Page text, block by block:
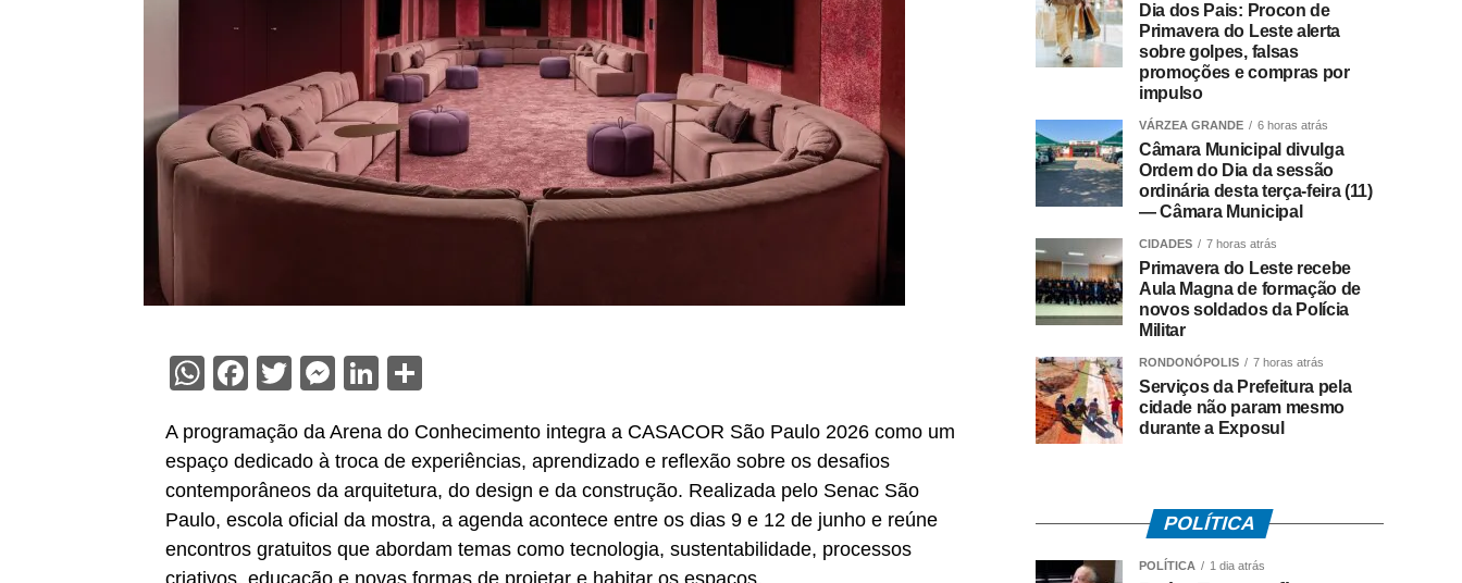
WhatsApp
Facebook
Twitter
Messenger
LinkedIn
A programação da Arena do Conhecimento integra a CASACOR São Paulo 2026 como um
espaço dedicado à troca de experiências, aprendizado e reflexão sobre os desafios
contemporâneos da arquitetura, do design e da construção. Realizada pelo Senac São
Paulo, escola oficial da mostra, a agenda acontece entre os dias 9 e 12 de junho e reúne
encontros gratuitos que abordam temas como tecnologia, sustentabilidade, processos
Dia dos Pais: Procon de
Primavera do Leste alerta
sobre golpes, falsas
promoções e compras por
impulso
VÁRZEA GRANDE 6 horas atrás
Câmara Municipal divulga
Ordem do Dia da sessão
ordinária desta terça-feira (11)
— Câmara Municipal
CIDADES 7 horas atrás
Primavera do Leste recebe
Aula Magna de formação de
novos soldados da Polícia
Militar
RONDONÓPOLIS 7 horas atrás
Serviços da Prefeitura pela
cidade não param mesmo
durante a Exposul
POLÍTICA
POLÍTICA 1 dia atrás